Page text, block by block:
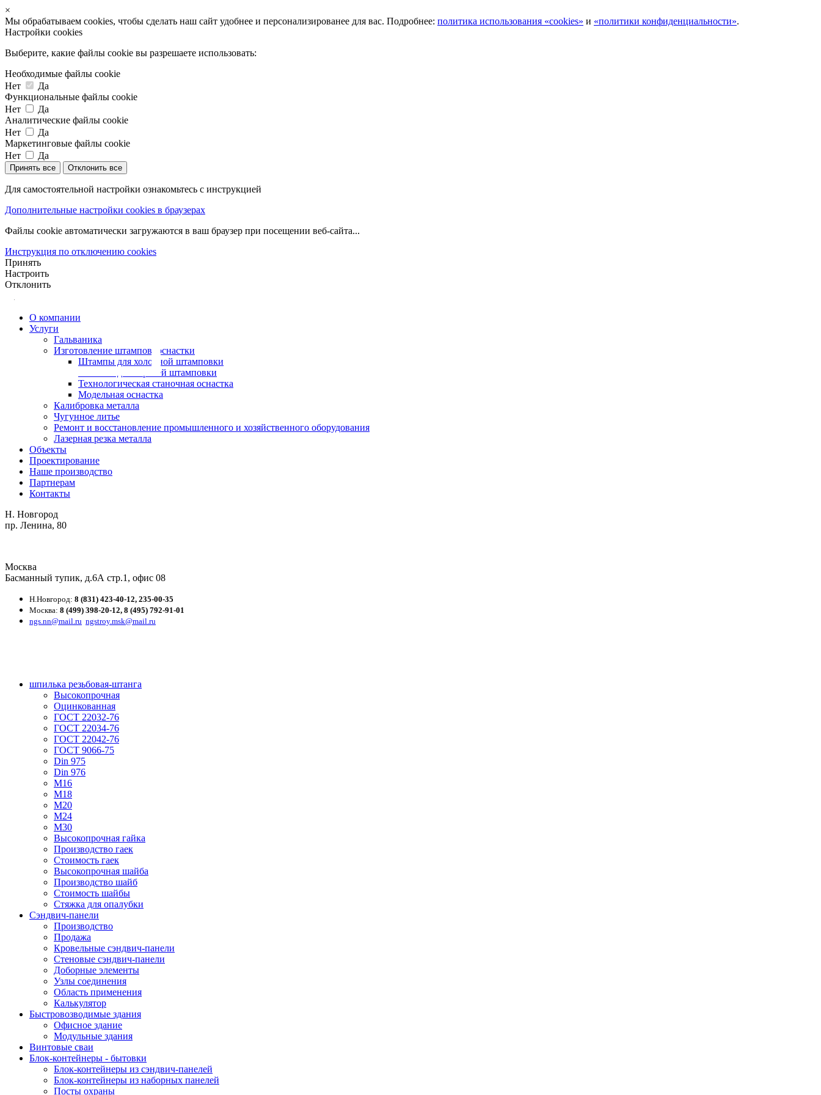
×
Мы обрабатываем cookies, чтобы сделать наш сайт удобнее и персонализированее для вас. Подробнее: политика использования «cookies» и «политики конфиденциальности».
Настройки cookies
Выберите, какие файлы cookie вы разрешаете использовать:
Необходимые файлы cookie
Нет
Да
Функциональные файлы cookie
Нет
Да
Аналитические файлы cookie
Нет
Да
Маркетинговые файлы cookie
Нет
Да
Принять все Отклонить все
Для самостоятельной настройки ознакомьтесь с инструкцией
Дополнительные настройки cookies в браузерах
Файлы cookie автоматически загружаются в ваш браузер при посещении веб-сайта...
Инструкция по отключению cookies
Принять
Настроить
Отклонить
О компании
Услуги
Гальваника
Изготовление штампов, оснастки
Штампы для холодной штамповки
Штампы для горячей штамповки
Технологическая станочная оснастка
Модельная оснастка
Калибровка металла
Чугунное литье
Ремонт и восстановление промышленного и хозяйственного оборудования
Лазерная резка металла
Объекты
Проектирование
Наше производство
Партнерам
Контакты
Н. Новгород
пр. Ленина, 80
Москва
Басманный тупик, д.6А стр.1, офис 08
Н.Новгород: 8 (831) 423-40-12, 235-00-35
Москва: 8 (499) 398-20-12, 8 (495) 792-91-01
ngs.nn@mail.ru ngstroy.msk@mail.ru
шпилька резьбовая-штанга
Высокопрочная
Оцинкованная
ГОСТ 22032-76
ГОСТ 22034-76
ГОСТ 22042-76
ГОСТ 9066-75
Din 975
Din 976
М16
М18
М20
М24
М30
Высокопрочная гайка
Производство гаек
Стоимость гаек
Высокопрочная шайба
Производство шайб
Стоимость шайбы
Стяжка для опалубки
Сэндвич-панели
Производство
Продажа
Кровельные сэндвич-панели
Стеновые сэндвич-панели
Доборные элементы
Узлы соединения
Область применения
Калькулятор
Быстровозводимые здания
Офисное здание
Модульные здания
Винтовые сваи
Блок-контейнеры - бытовки
Блок-контейнеры из сэндвич-панелей
Блок-контейнеры из наборных панелей
Посты охраны